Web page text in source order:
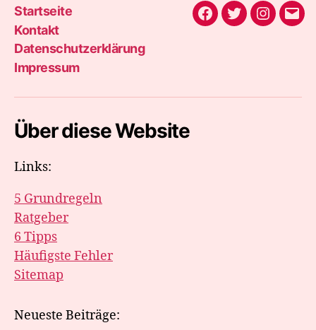
Startseite
Kontakt
Datenschutzerklärung
Impressum
Facebook
Twitter
E-
Über diese Website
Links:
5 Grundregeln
Ratgeber
6 Tipps
Häufigste Fehler
Sitemap
Neueste Beiträge: